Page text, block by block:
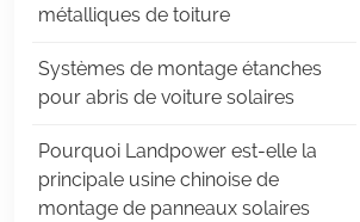
métalliques de toiture
Systèmes de montage étanches
pour abris de voiture solaires
Pourquoi Landpower est-elle la
principale usine chinoise de
montage de panneaux solaires